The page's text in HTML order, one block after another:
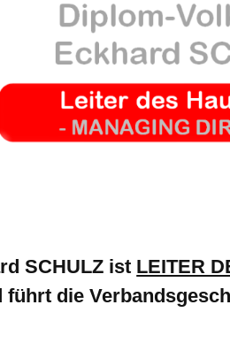
SCHULZ ist LEITER
führt die